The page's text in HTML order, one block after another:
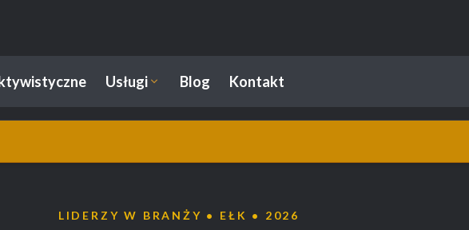
Usługi Blog Kontakt
LIDERZY W BRANŻY • EŁK • 2026